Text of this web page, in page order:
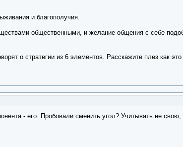
и благополучия.
общественными, и желание общения с себе
о стратегии из 6 элементов. Расскажите плез как это
- его. Пробовали сменить угол? Учитывать не свою,